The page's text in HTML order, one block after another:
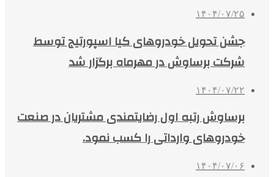
۱۴۰۴/۰۷/۲۵
جشن تحویل خودروهای کیا اسپورتیج توسط
شرکت برساوش در مهرماه برگزار شد
۱۴۰۴/۰۷/۲۲
برساوش رتبه اول رضایتمندی مشتریان در صنعت
خودروهای وارداتی را کسب نمود.
۱۴۰۴/۰۷/۰۶